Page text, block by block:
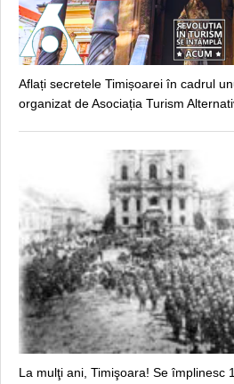
Aflați secretele Timișoarei în cadrul
organizat de Asociația Turism
La mulţi ani, Timişoara! Se împlinesc